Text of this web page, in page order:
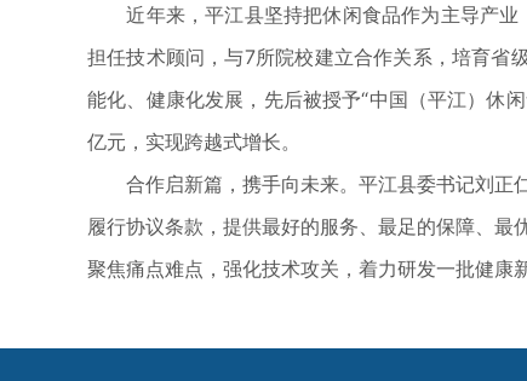
近年来，平江县坚持把休闲食品作为主导产业
担任技术顾问，与7所院校建立合作关系，培育省
能化、健康化发展，先后被授予“中国（平江）休
亿元，实现跨越式增长。
合作启新篇，携手向未来。平江县委书记刘正
履行协议条款，提供最好的服务、最足的保障、最
聚焦痛点难点，强化技术攻关，着力研发一批健康